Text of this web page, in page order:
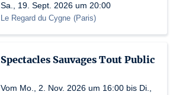
Sa., 19. Sept. 2026 um 20:00
Le Regard du Cygne (Paris)
Spectacles Sauvages Tout Public
Vom Mo., 2. Nov. 2026 um 16:00 bis Di.,